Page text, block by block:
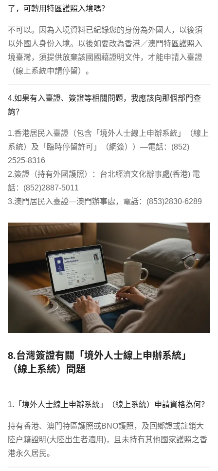
了，可轉用特區護照入境嗎？
不可以。因為入境資料已紀錄您的身份為外國人，以後須
以外國人身份入境。以後如要改為香港／澳門特區護照入
境臺灣，須提供放棄該國國藉證明文件，才能申請入臺證
（線上系統申請停留）。
4.如果有入臺證、簽證等相關問題，我應該向那個部門查
詢？
1.香港居民入臺證（包含「境外人士線上申辦系統」（線上
系統）及「臨時停留許可」（網簽））—電話：(852)
2525-8316
2.簽證（持有外國護照）：台北經濟文化辦事處(香港) 電
話：(852)2887-5011
3.澳門居民入臺證—澳門辦事處，電話：(853)2830-6289
8.台灣簽證有關「境外人士線上申辦系統」
（線上系統）問題
1.「境外人士線上申辦系統」（線上系統）申請資格為何？
持有香港、澳門特區護照或BNO護照，及回鄉證或註銷大
陸戶籍證明(大陸出生者適用)，且未持有其他國家護照之香
港永久居民。